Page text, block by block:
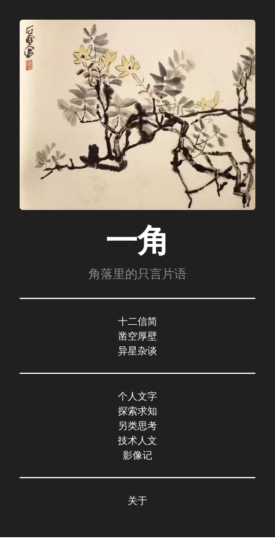
一角
角落里的只言片语
十二信简
凿空厚壁
异星杂谈
个人文字
探索求知
另类思考
技术人文
影像记
关于